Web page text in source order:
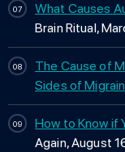
What Causes
Brain Ritual,
The Cause of
Sides of
How to Know if
Again, August